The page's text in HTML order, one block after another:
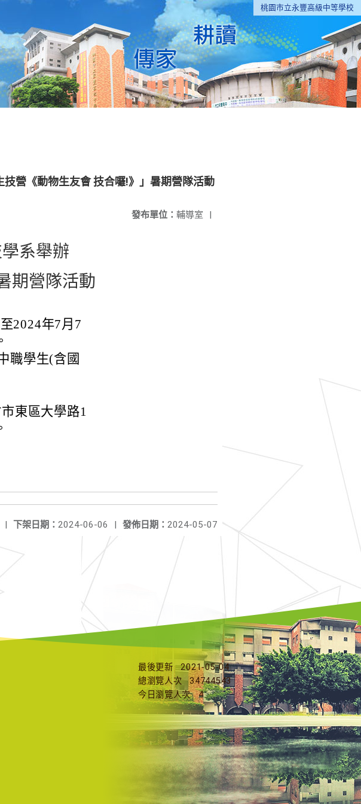
桃園市立永豐高級中等學校
營《動物生友會 技合囉!》」暑期營隊活動
發布單位： 輔導室 |
系舉辦
期營隊活動
2024年7月7
職學生(含國
東區大學路1
發佈日期： 2024-05-07
下架日期： 2024-06-06 |
|
最後更新
2021-05-04
總瀏覽人次
34744543
今日瀏覽人次
4